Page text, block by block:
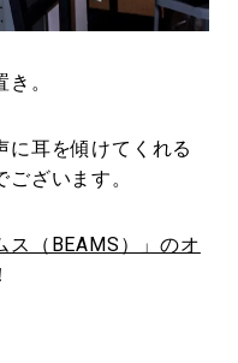
。
に耳を傾けてくれる
ざいます。
ス（BEAMS）」のオ